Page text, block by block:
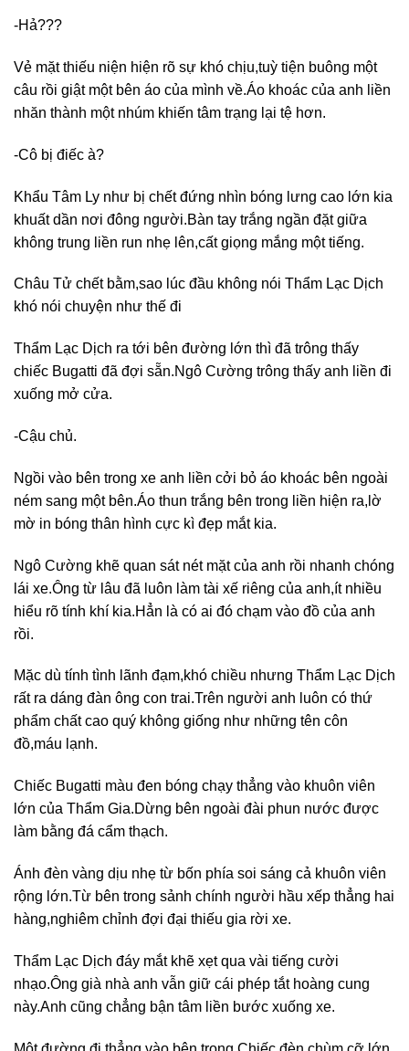
-Hả???
Vẻ mặt thiếu niện hiện rõ sự khó chịu,tuỳ tiện buông một
câu rồi giật một bên áo của mình về.Áo khoác của anh liền
nhăn thành một nhúm khiến tâm trạng lại tệ hơn.
-Cô bị điếc à?
Khẩu Tâm Ly như bị chết đứng nhìn bóng lưng cao lớn kia
khuất dần nơi đông người.Bàn tay trắng ngần đặt giữa
không trung liền run nhẹ lên,cất giọng mắng một tiếng.
Châu Tử chết bằm,sao lúc đầu không nói Thẩm Lạc Dịch
khó nói chuyện như thế đi
Thẩm Lạc Dịch ra tới bên đường lớn thì đã trông thấy
chiếc Bugatti đã đợi sẵn.Ngô Cường trông thấy anh liền đi
xuống mở cửa.
-Cậu chủ.
Ngồi vào bên trong xe anh liền cởi bỏ áo khoác bên ngoài
ném sang một bên.Áo thun trắng bên trong liền hiện ra,lờ
mờ in bóng thân hình cực kì đẹp mắt kia.
Ngô Cường khẽ quan sát nét mặt của anh rồi nhanh chóng
lái xe.Ông từ lâu đã luôn làm tài xế riêng của anh,ít nhiều
hiểu rõ tính khí kia.Hẳn là có ai đó chạm vào đồ của anh
rồi.
Mặc dù tính tình lãnh đạm,khó chiều nhưng Thẩm Lạc Dịch
rất ra dáng đàn ông con trai.Trên người anh luôn có thứ
phẩm chất cao quý không giống như những tên côn
đồ,máu lạnh.
Chiếc Bugatti màu đen bóng chạy thẳng vào khuôn viên
lớn của Thẩm Gia.Dừng bên ngoài đài phun nước được
làm bằng đá cẩm thạch.
Ánh đèn vàng dịu nhẹ từ bốn phía soi sáng cả khuôn viên
rộng lớn.Từ bên trong sảnh chính người hầu xếp thẳng hai
hàng,nghiêm chỉnh đợi đại thiếu gia rời xe.
Thẩm Lạc Dịch đáy mắt khẽ xẹt qua vài tiếng cười
nhạo.Ông già nhà anh vẫn giữ cái phép tắt hoàng cung
này.Anh cũng chẳng bận tâm liền bước xuống xe.